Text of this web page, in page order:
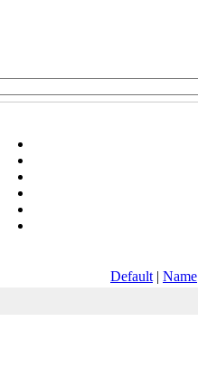
Default | Name